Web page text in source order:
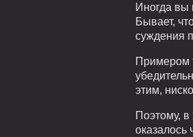
Иногда вы
Бывает,
суждения
Примером
этим,
Поэтому,